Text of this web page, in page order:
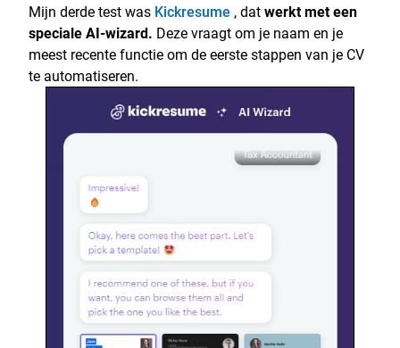
Mijn derde test was Kickresume , datwerkt met een
speciale AI-wizard. Deze vraagt om je naam en je
meest recente functie om de eerste stappen van je CV
te automatiseren.